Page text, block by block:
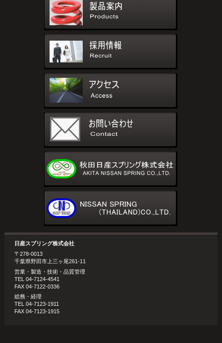
日産スプリング株式会社
〒278-0013
千葉県野田市上三ヶ尾261-11
営業・製造・技術・品質管理
TEL 04-7124-4541
FAX 04-7122-0336
総務・経理
TEL 04-7123-1911
FAX 04-7123-1915